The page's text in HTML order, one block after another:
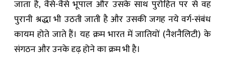
जाता है, वैसे-वैसे भूपाल और उसके साथ पुरोहित पर से वह
पुरानी श्रद्धा भी उठती जाती है और उसकी जगह नये वर्ग-संबंध
कायम होते जाते हैं। यह क्रम भारत में जातियों (नैशनैलिटी) के
संगठन और उनके दृढ़ होने का क्रम भी है।